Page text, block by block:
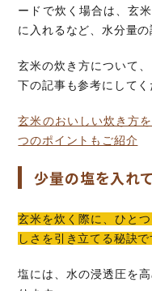
ードで炊く場合は、玄
に入れるなど、水分量の
玄米の炊き方について
下の記事も参考にしてく
玄米のおいしい炊き方
つのポイントもご紹介
少量の塩を入れ
玄米を炊く際に、ひと
しさを引き立てる秘訣で
塩には、水の浸透圧を